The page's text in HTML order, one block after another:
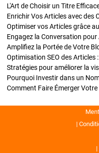
L'Art de Choisir un Titre
Optimiser vos Articles grâce
Engagez la Conversation
Amplifiez la Portée de Votre